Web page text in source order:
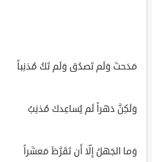
مَدَحتَ وَلَم تَصدُق وَلَم تَكُ مُذنِباً
وَلَكِنَّ دَهراً لَم يُساعِدكَ مُذنِبُ
وَما الجَهلُ إِلّا أَن تَقَرَّظَ مَعشَراً